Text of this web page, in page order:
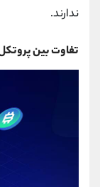
ندارند.
تفاوت بین پروتکل